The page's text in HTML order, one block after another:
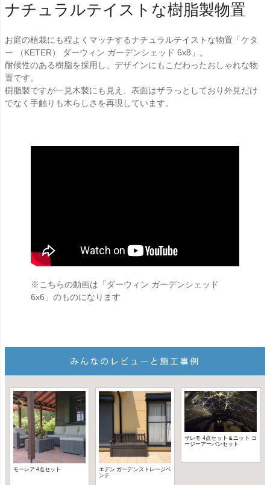
ナチュラルテイストな樹脂製物置
お庭の植栽にも程よくマッチするナチュラルテイストな物置「ケタ
ー （KETER） ダーウィン ガーデンシェッド 6x8」。
耐候性のある樹脂を採用し、デザインにもこだわったおしゃれな物
置です。
樹脂製ですが一見木製にも見え、表面はザラっとしており外見だけ
でなく手触りも木らしさを再現しています。
※こちらの動画は「ダーウィン ガーデンシェッド
6x6」のものになります